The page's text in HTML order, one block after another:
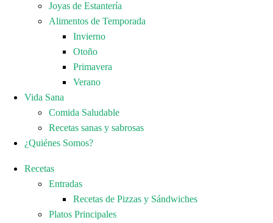
Joyas de Estantería
Alimentos de Temporada
Invierno
Otoño
Primavera
Verano
Vida Sana
Comida Saludable
Recetas sanas y sabrosas
¿Quiénes Somos?
Recetas
Entradas
Recetas de Pizzas y Sándwiches
Platos Principales